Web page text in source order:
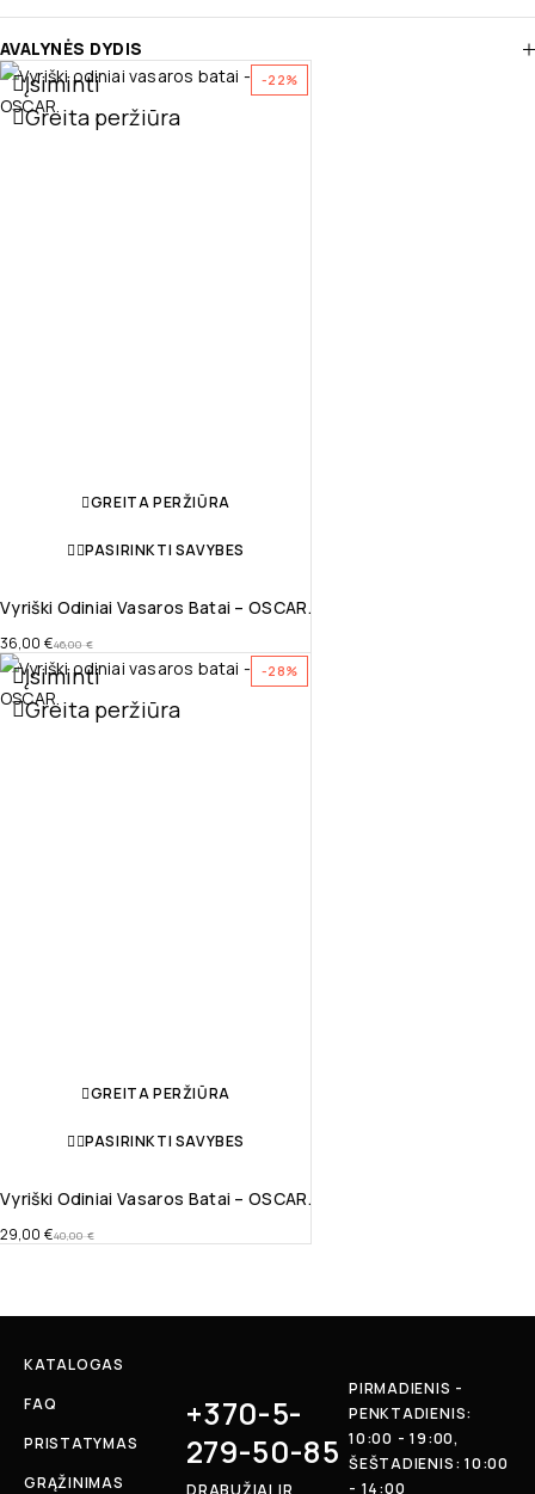
AVALYNĖS DYDIS
-22%
Įsiminti
Greita peržiūra
GREITA PERŽIŪRA
PASIRINKTI SAVYBES
Vyriški Odiniai Vasaros Batai – OSCAR.
46,00€
36,00 €
-28%
Įsiminti
Greita peržiūra
GREITA PERŽIŪRA
PASIRINKTI SAVYBES
Vyriški Odiniai Vasaros Batai – OSCAR.
40,00€
29,00 €
KATALOGAS
FAQ
PRISTATYMAS
GRĄŽINIMAS
+370-5-
279-50-85
PIRMADIENIS -
PENKTADIENIS:
10:00 - 19:00,
ŠEŠTADIENIS: 10:00
- 14:00